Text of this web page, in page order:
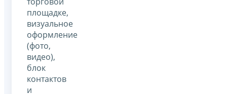
площадке,
визуальное
оформление
(фото,
видео),
блок
контактов
и